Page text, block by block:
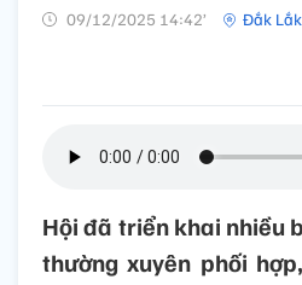
09/12/2025 14:42’ Đắk Lắk
Hội đã triển khai nhiều
thường xuyên phối